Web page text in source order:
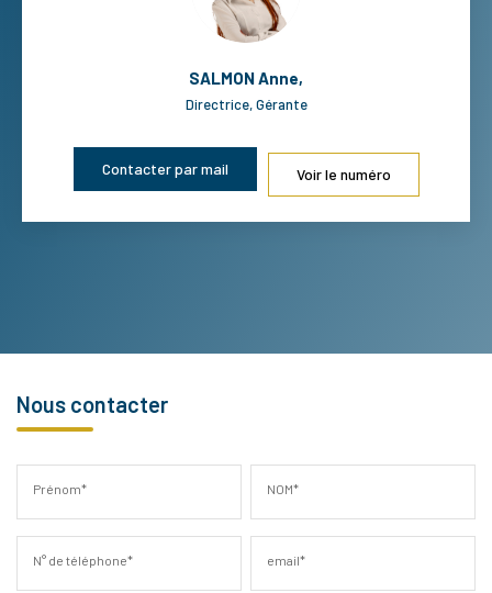
SALMON Anne,
Directrice, Gérante
Contacter par mail Voir le numéro
Nous contacter
Prénom* NOM*
N° de téléphone* email*